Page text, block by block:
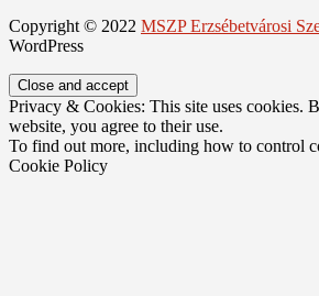
Copyright © 2022 MSZP Erzsébetvárosi
WordPress
Privacy & Cookies: This site uses cookies.
website, you agree to their use.
To find out more, including how to control
Cookie Policy